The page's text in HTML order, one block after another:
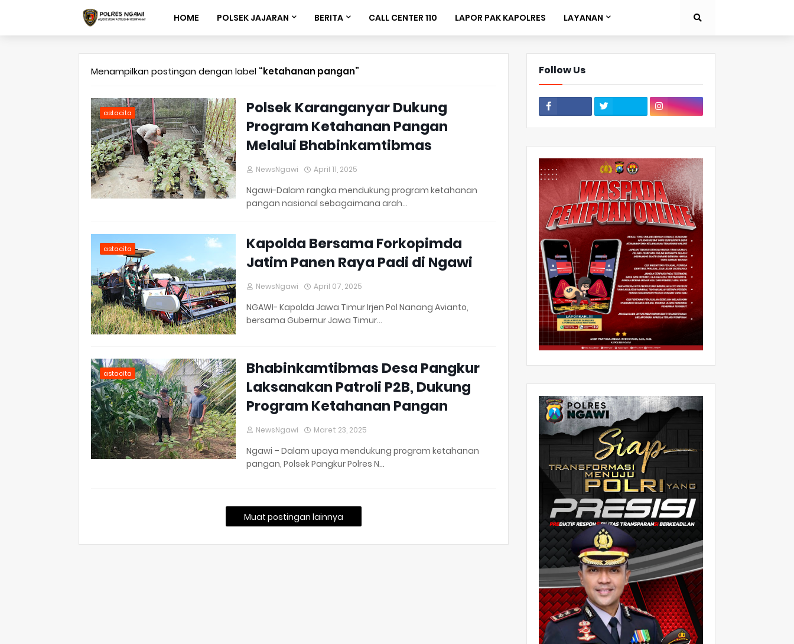
HOME POLSEK JAJARAN BERITA CALL CENTER 110 LAPOR PAK KAPOLRES LAYANAN
Menampilkan postingan dengan label ketahanan pangan
astacita
Polsek Karanganyar Dukung
Program Ketahanan Pangan
Melalui Bhabinkamtibmas
NewsNgawi April 11, 2025
Ngawi-Dalam rangka mendukung program ketahanan
pangan nasional sebagaimana arah…
astacita
Kapolda Bersama Forkopimda
Jatim Panen Raya Padi di Ngawi
NewsNgawi April 07, 2025
NGAWI- Kapolda Jawa Timur Irjen Pol Nanang Avianto,
bersama Gubernur Jawa Timur…
astacita
Bhabinkamtibmas Desa Pangkur
Laksanakan Patroli P2B, Dukung
Program Ketahanan Pangan
NewsNgawi Maret 23, 2025
Ngawi – Dalam upaya mendukung program ketahanan
pangan, Polsek Pangkur Polres N…
Muat postingan lainnya
Follow Us